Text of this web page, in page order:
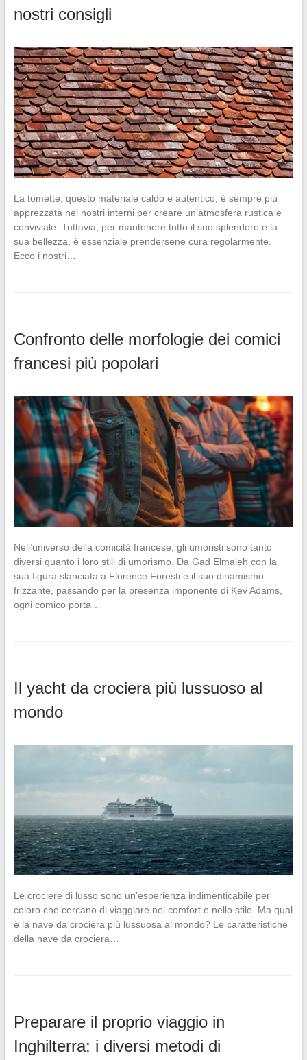
nostri consigli
La tomette, questo materiale caldo e autentico, è sempre più
apprezzata nei nostri interni per creare un’atmosfera rustica e
conviviale. Tuttavia, per mantenere tutto il suo splendore e la
sua bellezza, è essenziale prendersene cura regolarmente.
Ecco i nostri…
Confronto delle morfologie dei comici
francesi più popolari
Nell’universo della comicità francese, gli umoristi sono tanto
diversi quanto i loro stili di umorismo. Da Gad Elmaleh con la
sua figura slanciata a Florence Foresti e il suo dinamismo
frizzante, passando per la presenza imponente di Kev Adams,
ogni comico porta…
Il yacht da crociera più lussuoso al
mondo
Le crociere di lusso sono un’esperienza indimenticabile per
coloro che cercano di viaggiare nel comfort e nello stile. Ma qual
è la nave da crociera più lussuosa al mondo? Le caratteristiche
della nave da crociera…
Preparare il proprio viaggio in
Inghilterra: i diversi metodi di